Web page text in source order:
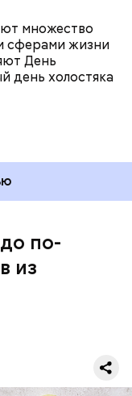
множество
сферами жизни
День
день холостяка
по-
из